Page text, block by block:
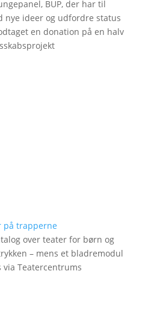
BUP, der har til
nye ideer og udfordre status
en donation på en halv
på trapperne
over teater for børn og
– mens et bladremodul
Teatercentrums